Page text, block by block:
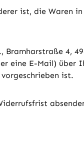
ist, die Waren in
4,
eine E-Mail) über
ist.